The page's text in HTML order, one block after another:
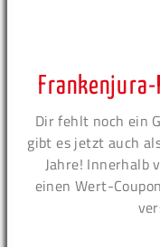
Frankenjura-
Dir fehlt noch ein
gibt es jetzt auch
Jahre! Innerhalb
einen Wert-